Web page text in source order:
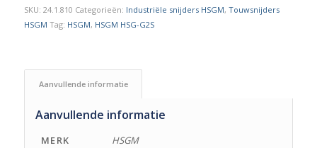
SKU: 24.1.810 Categorieën: Industriële snijders HSGM, Touwsnijders
HSGM Tag: HSGM, HSGM HSG-G2S
Aanvullende informatie
Aanvullende informatie
MERK HSGM